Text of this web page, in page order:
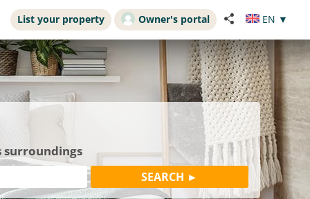
List your property Owner's portal EN ▼
surroundings